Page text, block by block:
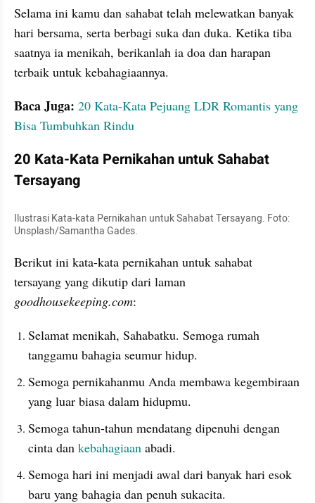
Selama ini kamu dan sahabat telah melewatkan banyak
hari bersama, serta berbagi suka dan duka. Ketika tiba
saatnya ia menikah, berikanlah ia doa dan harapan
terbaik untuk kebahagiaannya.
Baca Juga: 20 Kata-Kata Pejuang LDR Romantis yang
Bisa Tumbuhkan Rindu
20 Kata-Kata Pernikahan untuk Sahabat
Tersayang
Ilustrasi Kata-kata Pernikahan untuk Sahabat Tersayang. Foto:
Unsplash/Samantha Gades.
Berikut ini kata-kata pernikahan untuk sahabat
goodhousekeeping.com:
Selamat menikah, Sahabatku. Semoga rumah
tanggamu bahagia seumur hidup.
Semoga pernikahanmu Anda membawa kegembiraan
yang luar biasa dalam hidupmu.
Semoga tahun-tahun mendatang dipenuhi dengan
cinta dan kebahagiaan abadi.
Semoga hari ini menjadi awal dari banyak hari esok
baru yang bahagia dan penuh sukacita.